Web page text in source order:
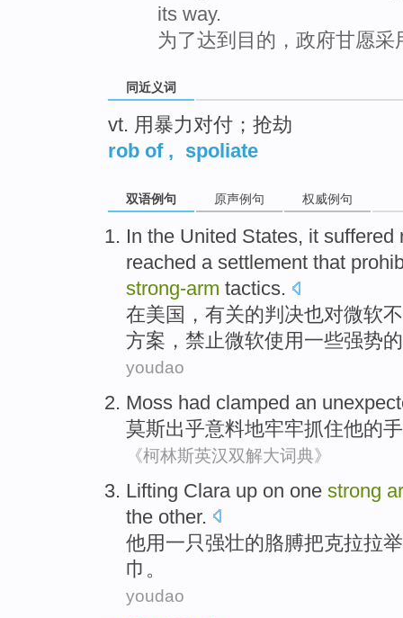
its way.
为了达到目的，政府甘愿采
同近义词
vt. 用暴力对付；抢劫
rob of, spoliate
双语例句 原声例句 权威例句
In the United States, it suffered
reached a settlement that
strong-arm tactics.
在美国 ，有关的判决也对微软
方案 ， 禁止微软使用 一些强势
youdao
Moss had clamped an
莫斯出乎意料地牢牢抓住他的
《柯林斯英汉双解大词典》
Lifting Clara up on one strong
the other.
他用 一只强壮的胳膊把克拉拉
巾。
youdao